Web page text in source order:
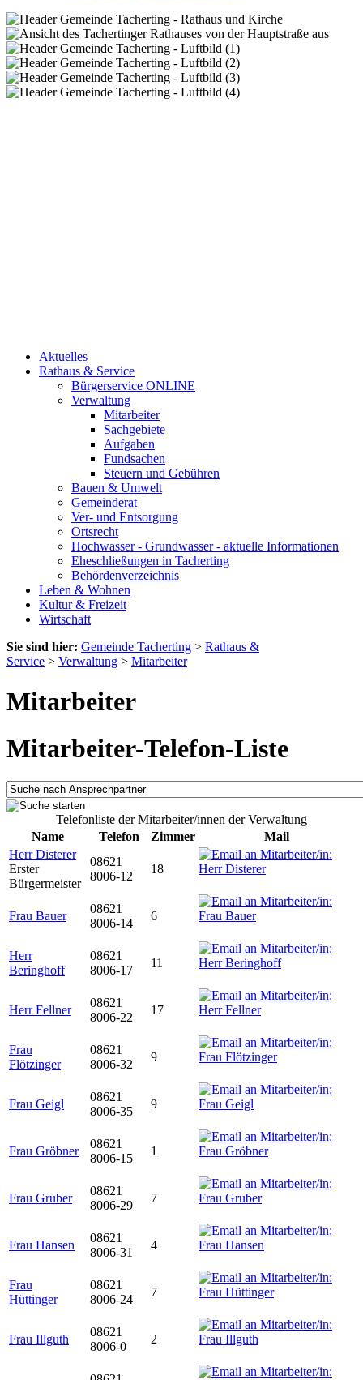
Aktuelles
Rathaus & Service
Bürgerservice ONLINE
Verwaltung
Mitarbeiter
Sachgebiete
Aufgaben
Fundsachen
Steuern und Gebühren
Bauen & Umwelt
Gemeinderat
Ver- und Entsorgung
Ortsrecht
Hochwasser - Grundwasser - aktuelle Informationen
Eheschließungen in Tacherting
Behördenverzeichnis
Leben & Wohnen
Kultur & Freizeit
Wirtschaft
Sie sind hier: Gemeinde Tacherting > Rathaus &
Service > Verwaltung > Mitarbeiter
Mitarbeiter
Mitarbeiter-Telefon-Liste
Telefonliste der Mitarbeiter/innen der Verwaltung
Name
Telefon Zimmer
Mail
Herr Disterer
Erster
Bürgermeister
08621
8006-12
18
Frau Bauer
08621
8006-14
6
Herr
Beringhoff
08621
8006-17
11
Herr Fellner
08621
8006-22
17
Frau
Flötzinger
08621
8006-32
9
Frau Geigl
08621
8006-35
9
Frau Gröbner
08621
8006-15
1
Frau Gruber
08621
8006-29
7
Frau Hansen
08621
8006-31
4
Frau
Hüttinger
08621
8006-24
7
Frau Illguth
08621
8006-0
2